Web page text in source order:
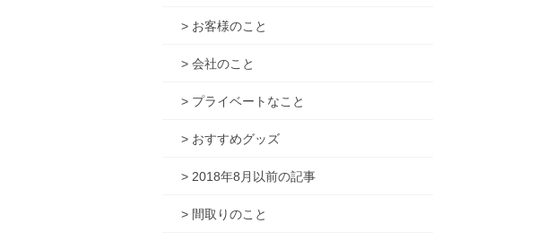
> お客様のこと
> 会社のこと
> プライベートなこと
> おすすめグッズ
> 2018年8月以前の記事
> 間取りのこと